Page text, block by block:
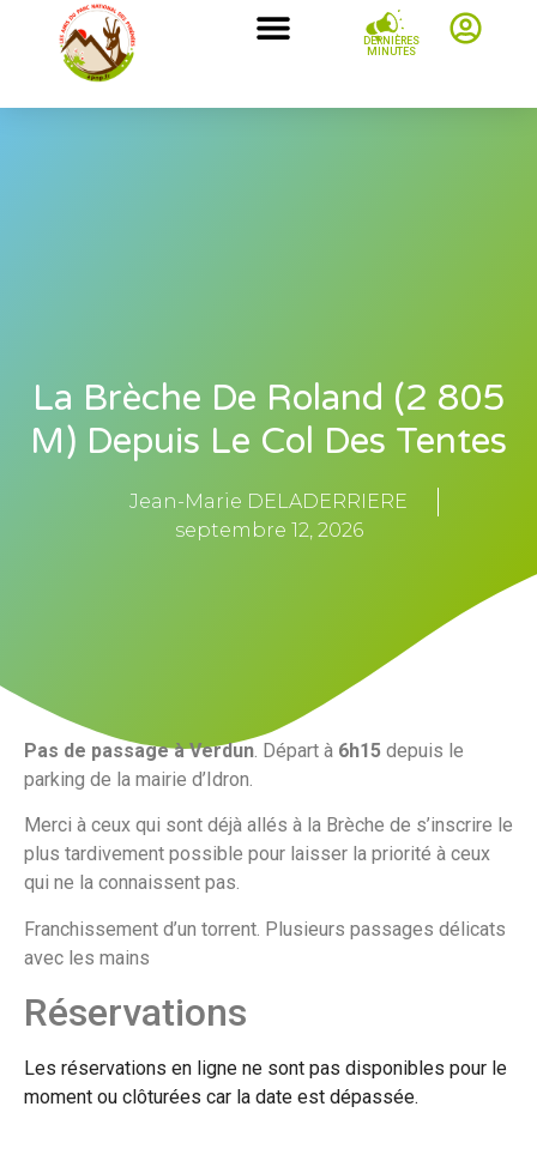
DERNIÈRES
MINUTES
La Brèche De Roland (2 805
M) Depuis Le Col Des Tentes
Jean-Marie DELADERRIERE
septembre 12, 2026
Pas de passage à Verdun . Départ à 6h15 depuis le
parking de la mairie d’Idron.
Merci à ceux qui sont déjà allés à la Brèche de s’inscrire le
plus tardivement possible pour laisser la priorité à ceux
qui ne la connaissent pas.
Franchissement d’un torrent. Plusieurs passages délicats
avec les mains
Réservations
Les réservations en ligne ne sont pas disponibles pour le
moment ou clôturées car la date est dépassée.